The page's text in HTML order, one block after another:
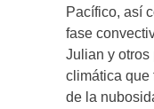
Pacífico, así
fase
Julian y otros
climática que
de la